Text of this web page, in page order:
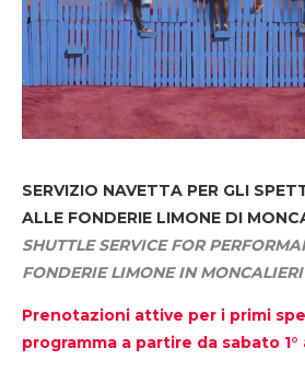
SERVIZIO NAVETTA PER GLI
ALLE FONDERIE LIMONE DI
SHUTTLE SERVICE FOR
FONDERIE LIMONE IN MONCALIERI
Prenotazioni attive per i primi
programma a partire da sabato